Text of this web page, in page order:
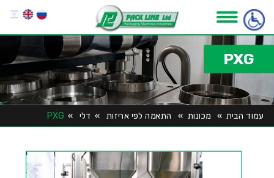
PXG
עמוד הבית» מכונות » התאמה לפי אריזות» דלי»
PXG